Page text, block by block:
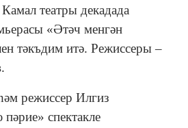
театры декадада
«Әтәч менгән
тәкъдим итә. Режиссеры –
режиссер Илгиз
спектакле